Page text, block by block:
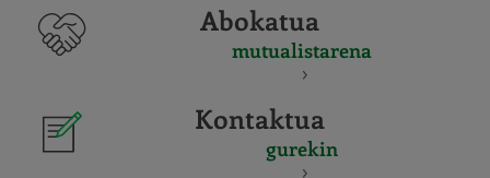
Abokatua
mutualistarena
Kontaktua
gurekin